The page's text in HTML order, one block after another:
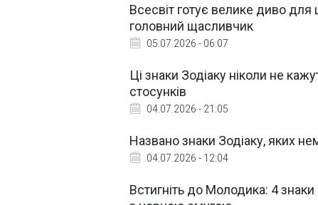
Всесвіт готує велике диво для
головний щасливчик
05.07.2026 - 06:07
Ці знаки Зодіаку ніколи не
стосунків
04.07.2026 - 21:05
Названо знаки Зодіаку, яких
04.07.2026 - 12:04
Встигніть до Молодика: 4